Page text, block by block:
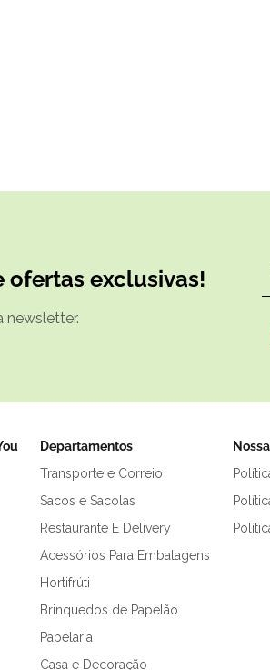
ofertas exclusivas!
newsletter.
Departamentos
Transporte e Correio
Sacos e Sacolas
Restaurante E Delivery
Acessórios Para Embalagens
Hortifrúti
Brinquedos de Papelão
Papelaria
Casa e Decoração